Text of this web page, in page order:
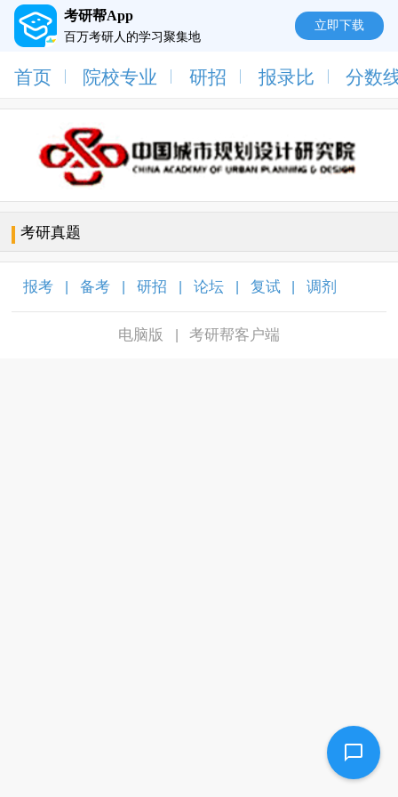
考研帮App
百万考研人的学习聚集地
立即下载
首页 院校专业 研招 报录比 分数
考研真题
报考 备考 研招 论坛 复试 调剂
电脑版 考研帮客户端